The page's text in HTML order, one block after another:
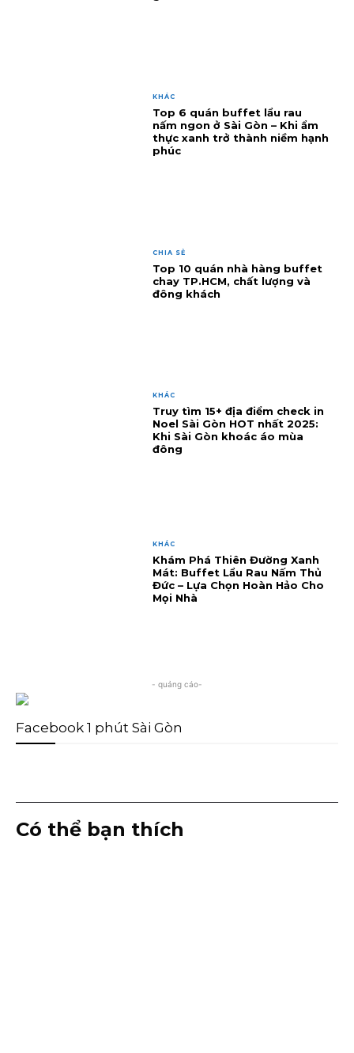
KHÁC
Top 6 quán buffet lẩu rau
nấm ngon ở Sài Gòn – Khi ẩm
thực xanh trở thành niềm hạnh
phúc
CHIA SẺ
Top 10 quán nhà hàng buffet
chay TP.HCM, chất lượng và
đông khách
KHÁC
Truy tìm 15+ địa điểm check in
Noel Sài Gòn HOT nhất 2025:
Khi Sài Gòn khoác áo mùa
đông
KHÁC
Khám Phá Thiên Đường Xanh
Mát: Buffet Lẩu Rau Nấm Thủ
Đức – Lựa Chọn Hoàn Hảo Cho
Mọi Nhà
- quảng cáo-
Facebook 1 phút Sài Gòn
Có thể bạn thích